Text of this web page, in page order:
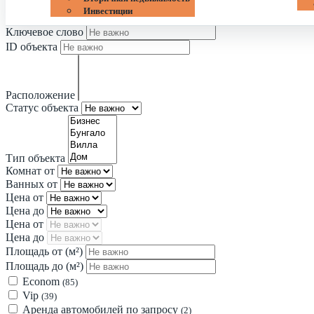
Инвестиции
Ключевое слово
ID объекта
Расположение
Статус объекта
Тип объекта
Комнат от
Ванных от
Цена от
Цена до
Цена от
Цена до
Площадь от (м²)
Площадь до (м²)
Econom (85)
Vip (39)
Аренда автомобилей по запросу (2)